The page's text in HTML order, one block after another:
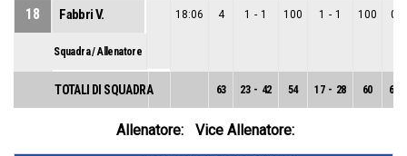
18 Fabbri V. 18:06 4 1 - 1 100 1 - 1 100 0
Squadra / Allenatore
TOTALI DI SQUADRA 63 23 - 42 54 17 - 28 60 6
Allenatore: Vice Allenatore: